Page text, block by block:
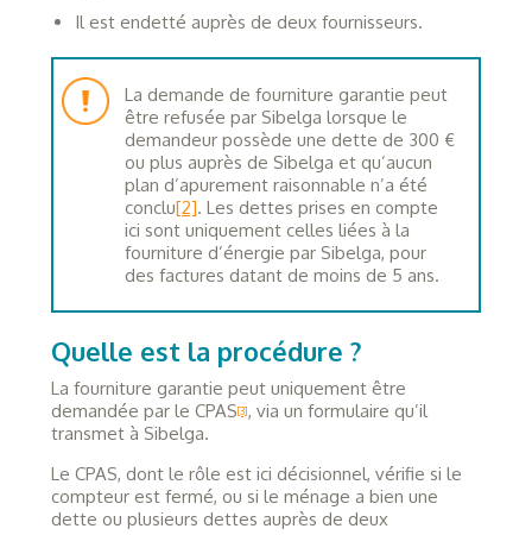
Il est endetté auprès de deux fournisseurs.
La demande de fourniture garantie peut
être refusée par Sibelga lorsque le
demandeur possède une dette de 300 €
ou plus auprès de Sibelga et qu’aucun
plan d’apurement raisonnable n’a été
conclu[2]. Les dettes prises en compte
ici sont uniquement celles liées à la
fourniture d’énergie par Sibelga, pour
des factures datant de moins de 5 ans.
Quelle est la procédure ?
La fourniture garantie peut uniquement être
demandée par le CPAS[3], via un formulaire qu’il
transmet à Sibelga.
Le CPAS, dont le rôle est ici décisionnel, vérifie si le
compteur est fermé, ou si le ménage a bien une
dette ou plusieurs dettes auprès de deux